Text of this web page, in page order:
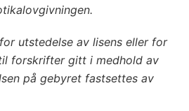
utstedelse av lisens eller for
forskrifter gitt i medhold av
på gebyret fastsettes av